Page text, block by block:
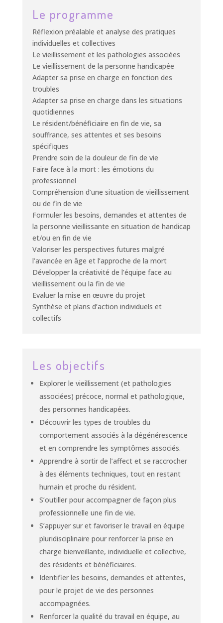
Le programme
Réflexion préalable et analyse des pratiques
individuelles et collectives
Le vieillissement et les pathologies associées
Le vieillissement de la personne handicapée
Adapter sa prise en charge en fonction des
troubles
Adapter sa prise en charge dans les situations
quotidiennes
Le résident/bénéficiaire en fin de vie, sa
souffrance, ses attentes et ses besoins
spécifiques
Prendre soin de la douleur de fin de vie
Faire face à la mort : les émotions du
professionnel
Compréhension d’une situation de vieillissement
ou de fin de vie
Formuler les besoins, demandes et attentes de
la personne vieillissante en situation de handicap
et/ou en fin de vie
Valoriser les perspectives futures malgré
l’avancée en âge et l’approche de la mort
Développer la créativité de l’équipe face au
vieillissement ou la fin de vie
Evaluer la mise en œuvre du projet
Synthèse et plans d’action individuels et
collectifs
Les objectifs
Explorer le vieillissement (et pathologies
associées) précoce, normal et pathologique,
des personnes handicapées.
Découvrir les types de troubles du
comportement associés à la dégénérescence
et en comprendre les symptômes associés.
Apprendre à sortir de l’affect et se raccrocher
à des éléments techniques, tout en restant
humain et proche du résident.
S’outiller pour accompagner de façon plus
professionnelle une fin de vie.
S’appuyer sur et favoriser le travail en équipe
pluridisciplinaire pour renforcer la prise en
charge bienveillante, individuelle et collective,
des résidents et bénéficiaires.
Identifier les besoins, demandes et attentes,
pour le projet de vie des personnes
accompagnées.
Renforcer la qualité du travail en équipe, au